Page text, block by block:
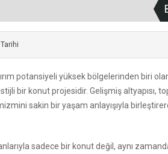
potansiyeli yüksek bölgelerinden biri
bir konut projesidir. Gelişmiş altyapısı,
sakin bir yaşam anlayışıyla
sadece bir konut değil, aynı